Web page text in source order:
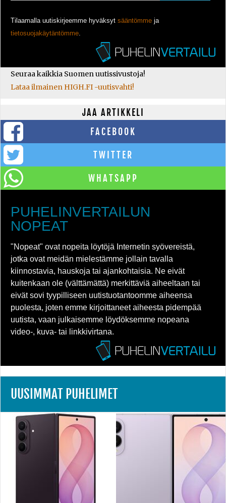
Tilaamalla uutiskirjeemme hyväksyt sääntömme ja
tietosuojakäytäntömme.
Seuraa kaikkia Suomen uutissivustoja!
Lataa ilmainen HIGH.FI -uutisvahti!
JAA ARTIKKELI
FACEBOOK
TWITTER
WHATSAPP
PUHELINVERTAILUN
NOPEAT
"Nopeat" ovat nopeita löytöjä Internetin syövereistä,
jotka ovat meidän mielestämme jollain tavalla
kiinnostavia, hauskoja tai ajankohtaisia. Ne eivät
kuitenkaan ole (välttämättä) merkittäviä aiheeltaan tai
eivät sovi tyypilliseen uutistuotantoomme aiheensa
puolesta, joten emme kirjoittaneet aiheesta pidempää
uutista, vaan julkaisemme löydöksemme nopeana
video-, kuva- tai linkkivirtana.
UUSIMMAT PUHELIMET